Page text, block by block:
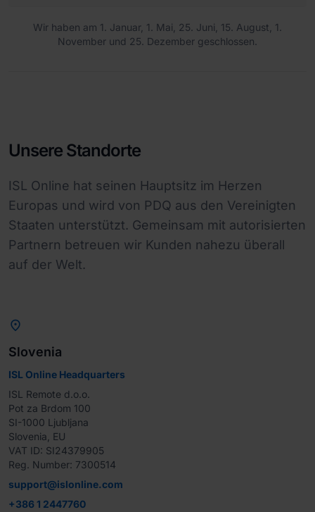
Wir haben am 1. Januar, 1. Mai, 25. Juni, 15. August, 1.
November und 25. Dezember geschlossen.
Unsere Standorte
ISL Online hat seinen Hauptsitz im Herzen
Europas und wird von PDQ aus den Vereinigten
Staaten unterstützt. Gemeinsam mit autorisierten
Partnern betreuen wir Kunden nahezu überall
auf der Welt.

Slovenia
ISL Online Headquarters
ISL Remote d.o.o.
Pot za Brdom 100
SI-1000 Ljubljana
Slovenia, EU
VAT ID: SI24379905
Reg. Number: 7300514
support@islonline.com
+386 1 2447760